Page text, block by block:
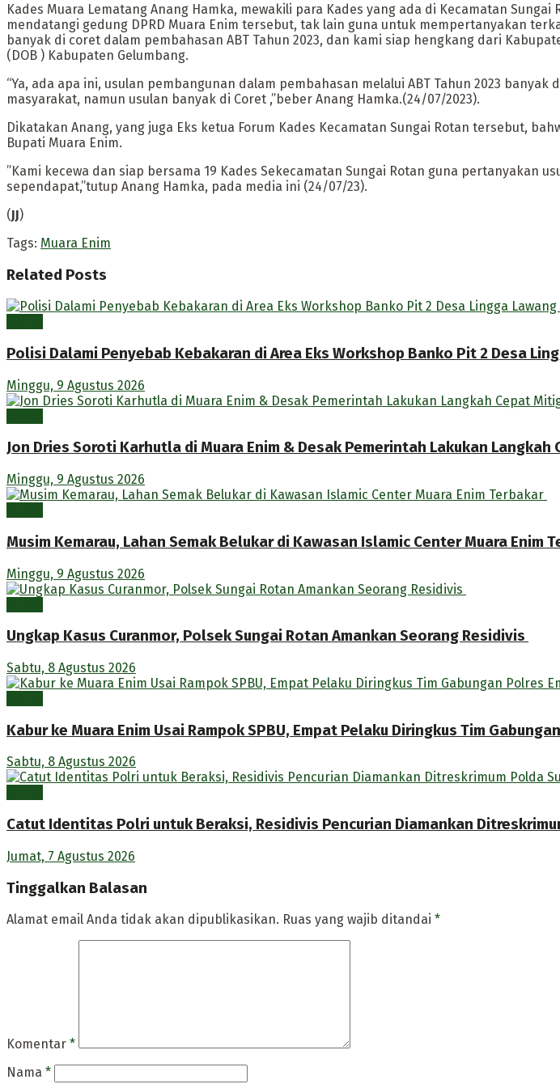
Kades Muara Lematang Anang Hamka, mewakili para Kades yang ada di Kecamatan
mendatangi gedung DPRD Muara Enim tersebut, tak lain guna untuk mempertanyakan
banyak di coret dalam pembahasan ABT Tahun 2023, dan kami siap hengkang dari
(DOB ) Kabupaten Gelumbang.
“Ya, ada apa ini, usulan pembangunan dalam pembahasan melalui ABT Tahun 2023
masyarakat, namun usulan banyak di Coret ,”beber Anang Hamka.(24/07/2023).
Dikatakan Anang, yang juga Eks ketua Forum Kades Kecamatan Sungai Rotan tersebut,
Bupati Muara Enim.
”Kami kecewa dan siap bersama 19 Kades Sekecamatan Sungai Rotan guna pertanyakan
sependapat,”tutup Anang Hamka, pada media ini (24/07/23).
(JJ)
Tags: Muara Enim
Related Posts
Polisi Dalami Penyebab Kebakaran di Area Eks Workshop Banko Pit 2 Desa
Minggu, 9 Agustus 2026
Jon Dries Soroti Karhutla di Muara Enim & Desak Pemerintah Lakukan Langkah
Minggu, 9 Agustus 2026
Musim Kemarau, Lahan Semak Belukar di Kawasan Islamic Center Muara Enim
Minggu, 9 Agustus 2026
Ungkap Kasus Curanmor, Polsek Sungai Rotan Amankan Seorang Residivis
Sabtu, 8 Agustus 2026
Kabur ke Muara Enim Usai Rampok SPBU, Empat Pelaku Diringkus Tim
Sabtu, 8 Agustus 2026
Catut Identitas Polri untuk Beraksi, Residivis Pencurian Diamankan
Jumat, 7 Agustus 2026
Tinggalkan Balasan
Alamat email Anda tidak akan dipublikasikan. Ruas yang wajib ditandai *
Komentar *
Nama *